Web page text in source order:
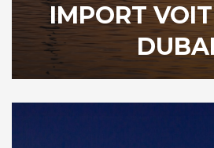
IMPORT